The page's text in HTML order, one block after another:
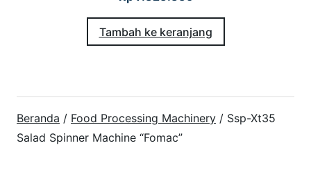
Tambah ke keranjang
Beranda / Food Processing Machinery / Ssp-Xt35
Salad Spinner Machine “Fomac”